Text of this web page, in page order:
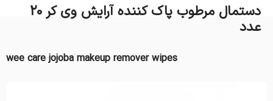
دستمال مرطوب پاک کننده آرایش وی کر 20
عدد
wee care jojoba makeup remover wipes